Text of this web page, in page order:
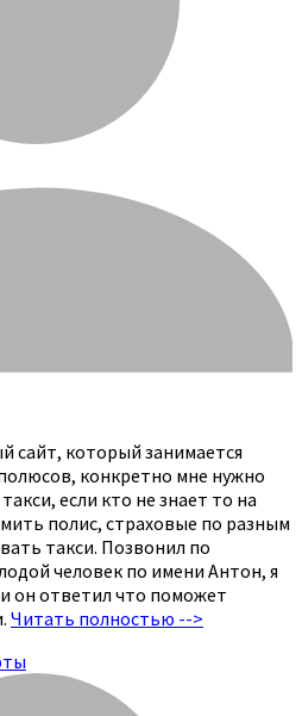
сайт, который занимается
конкретно мне нужно
если кто не знает то на
полис, страховые по разным
такси. Позвонил по
человек по имени Антон, я
он ответил что поможет
Читать полностью -->